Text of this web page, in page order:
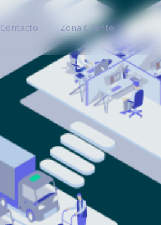
Contacto Zona Cliente